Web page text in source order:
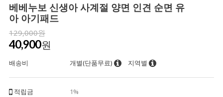
베베누보 신생아 사계절 양면 인견 순면 유
아 아기패드
129,000원
40,900원
배송비 개별(단품무료) 지역별
적립금
1%